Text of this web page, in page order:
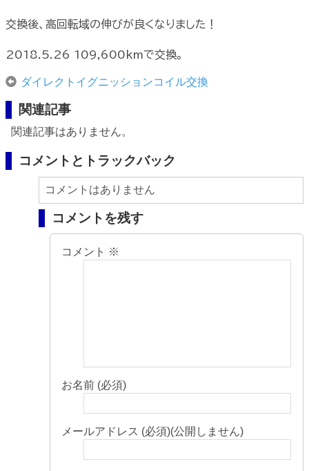
交換後、高回転域の伸びが良くなりました！
2018.5.26 109,600kmで交換。
ダイレクトイグニッションコイル交換
関連記事
関連記事はありません。
コメントとトラックバック
コメントはありません
コメントを残す
コメント ※
お名前 (必須)
メールアドレス (必須)(公開しません)